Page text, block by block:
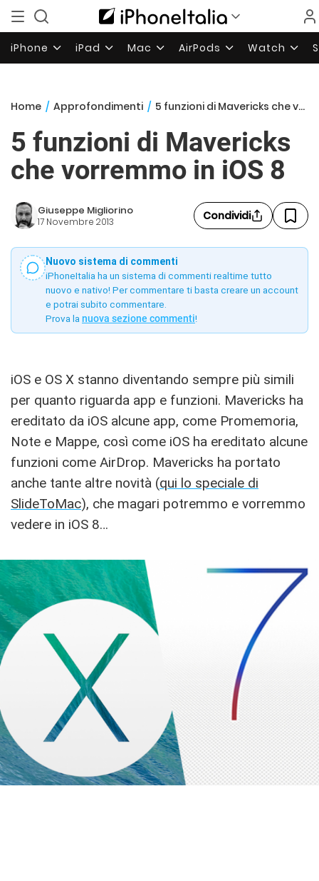
iPhone iPad Mac AirPods Watch
Home / Approfondimenti / 5 funzioni di Mavericks che vorremmo in iOS 8
5 funzioni di Mavericks
che vorremmo in iOS 8
Giuseppe Migliorino
17 Novembre 2013 Condividi
Nuovo sistema di commenti
iPhoneItalia ha un sistema di commenti realtime tutto
nuovo e nativo! Per commentare ti basta creare un account
e potrai subito commentare.
Prova la nuova sezione commenti!
iOS e OS X stanno diventando sempre più simili
per quanto riguarda app e funzioni. Mavericks ha
ereditato da iOS alcune app, come Promemoria,
Note e Mappe, così come iOS ha ereditato alcune
funzioni come AirDrop. Mavericks ha portato
anche tante altre novità (qui lo speciale di
SlideToMac), che magari potremmo e vorremmo
vedere in iOS 8…